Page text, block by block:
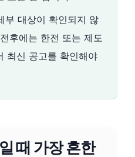
부 대상이 확인되지 않
후에는 한전 또는 제도
최신 공고를 확인해야
때 가장 흔한